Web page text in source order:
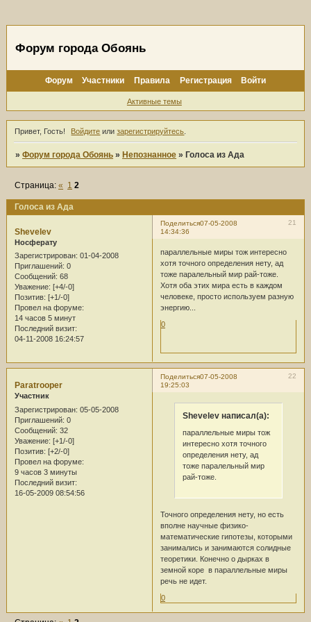
Форум города Обоянь
Форум Участники Правила Регистрация Войти
Активные темы
Привет, Гость! Войдите илизарегистрируйтесь
»Форум города Обоянь » Непознанное » Голоса из Ада
Голоса из Ада
Страница:« 1 2
Поделиться 21
07-05-2008
14:34:36
Shevelev
Носферату
Зарегистрирован: 01-04-2008
Приглашений: 0
Сообщений: 68
Уважение: [+4/-0]
Позитив: [+1/-0]
Провел на форуме:
14 часов 5 минут
Последний визит:
04-11-2008 16:24:57
параллельные миры тож интересно
хотя точного определения нету, ад
тоже паралельный мир рай-тоже.
Хотя оба этих мира есть в каждом
человеке, просто используем разную
энергию...
0
Поделиться 22
07-05-2008
19:25:03
Paratrooper
Участник
Зарегистрирован: 05-05-2008
Приглашений: 0
Сообщений: 32
Уважение: [+1/-0]
Позитив: [+2/-0]
Провел на форуме:
9 часов 3 минуты
Последний визит:
16-05-2009 08:54:56
Shevelev написал(а):
параллельные миры тож
интересно хотя точного
определения нету, ад
тоже паралельный мир
рай-тоже.
Точного определения нету, но есть
вполне научные физико-
математические гипотезы, которыми
занимались и занимаются солидные
теоретики. Конечно о дырках в
земной коре в параллельные миры
речь не идет.
0